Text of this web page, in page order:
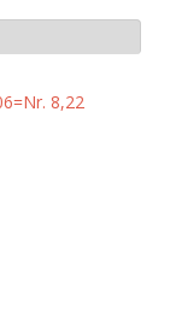
8,22